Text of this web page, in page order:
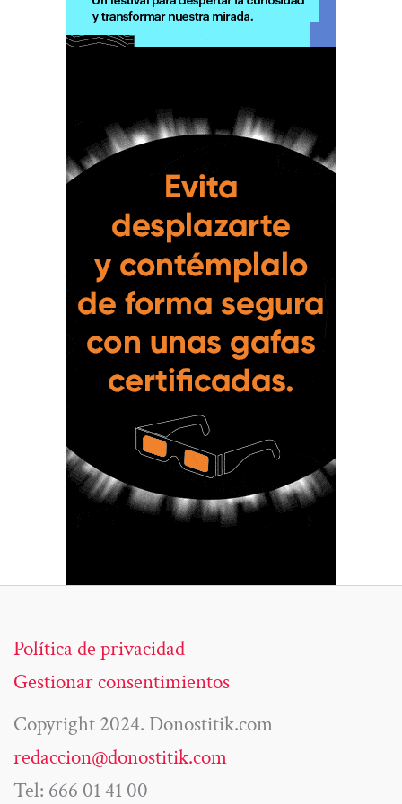
Política de privacidad
Gestionar consentimientos
Copyright 2024. Donostitik.com
redaccion@donostitik.com
Tel: 666 01 41 00